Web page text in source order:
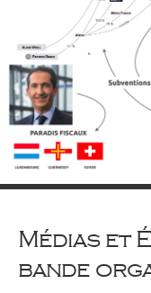
Médias et
bande